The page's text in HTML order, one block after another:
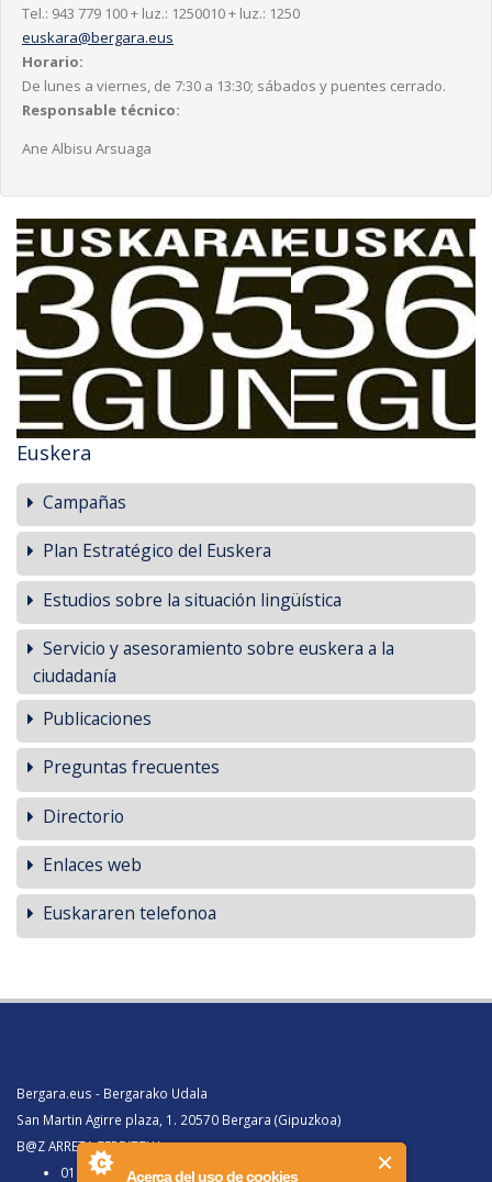
Acerca del uso de cookies
Tel.: 943 779 100 + luz.: 1250010 + luz.: 1250
euskara@bergara.eus
Horario:
De lunes a viernes, de 7:30 a 13:30; sábados y puentes cerrado.
Responsable técnico:
Ane Albisu Arsuaga
Euskera
Campañas
Plan Estratégico del Euskera
Estudios sobre la situación lingüística
Servicio y asesoramiento sobre euskera a la
ciudadanía
Publicaciones
Preguntas frecuentes
Directorio
Enlaces web
Euskararen telefonoa
Bergara.eus - Bergarako Udala
San Martin Agirre plaza, 1. 20570 Bergara (Gipuzkoa)
B@Z ARRETA ZERBITZUA:
010, Bergaratik deituz gero